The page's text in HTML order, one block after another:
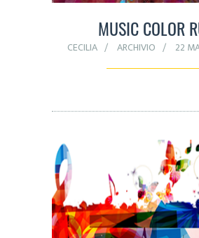
MUSIC COLOR
CECILIA ARCHIVIO 22